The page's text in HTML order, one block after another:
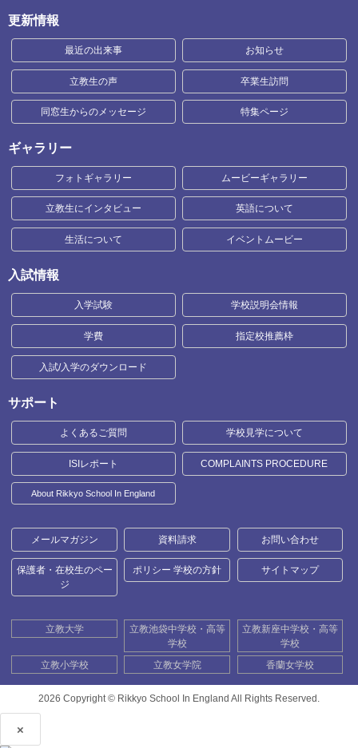
更新情報
最近の出来事 お知らせ
立教生の声 卒業生訪問
同窓生からのメッセージ 特集ページ
ギャラリー
フォトギャラリー ムービーギャラリー
立教生にインタビュー 英語について
生活について イベントムービー
入試情報
入学試験 学校説明会情報
学費 指定校推薦枠
入試/入学のダウンロード
サポート
よくあるご質問 学校見学について
ISIレポート COMPLAINTS PROCEDURE
About Rikkyo School In England
メールマガジン 資料請求 お問い合わせ
保護者・在校生のペー
ジ
ポリシー 学校の方針 サイトマップ
立教大学
立教池袋中学校・高等
学校
立教新座中学校・高等
学校
立教小学校
立教女学院 香蘭女学校
2026 Copyright © Rikkyo School In England All Rights Reserved.
×